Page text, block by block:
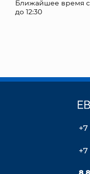
Ближайшее время
до 12:30
+7